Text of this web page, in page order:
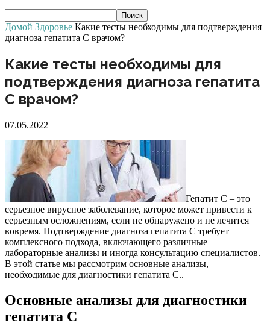
Домой Здоровье Какие тесты необходимы для подтверждения
диагноза гепатита C врачом?
Какие тесты необходимы для
подтверждения диагноза гепатита
C врачом?
07.05.2022
Гепатит C – это
серьезное вирусное заболевание, которое может привести к
серьезным осложнениям, если не обнаружено и не лечится
вовремя. Подтверждение диагноза гепатита C требует
комплексного подхода, включающего различные
лабораторные анализы и иногда консультацию специалистов.
В этой статье мы рассмотрим основные анализы,
необходимые для диагностики гепатита C..
Основные анализы для диагностики
гепатита C